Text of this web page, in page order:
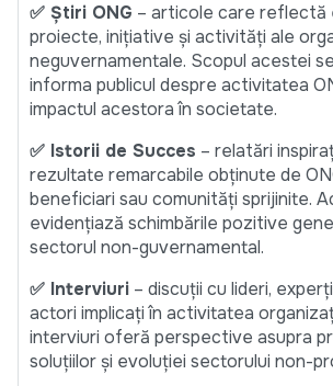
✅ Știri ONG – articole care reflectă
proiecte, inițiative și activități ale
neguvernamentale. Scopul acestei
informa publicul despre activitatea
impactul acestora în societate.
✅ Istorii de Succes – relatări
rezultate remarcabile obținute de
beneficiari sau comunități sprijinite.
evidențiază schimbările pozitive
sectorul non-guvernamental.
✅ Interviuri – discuții cu lideri,
actori implicați în activitatea
interviuri oferă perspective asupra
soluțiilor și evoluției sectorului non-